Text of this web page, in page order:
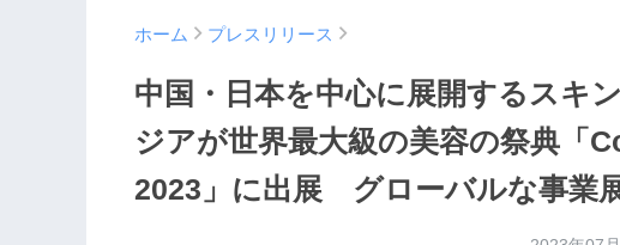
ホーム プレスリリース
中国・日本を中心に展開するスキ
ジアが世界最大級の美容の祭典「
2023」に出展 グローバルな事業